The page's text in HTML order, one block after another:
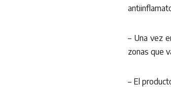
– Una vez
zonas que
– El